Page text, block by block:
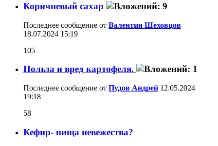
Коричневый сахар
Последнее сообщение от Валентин Шеховцов
18.07.2024 15:19
105
Польза и вред картофеля.
Последнее сообщение от Пудов Андрей 12.05.2024
19:18
58
Кефир- пища невежества?